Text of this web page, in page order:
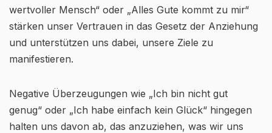
wertvoller Mensch“ oder „Alles Gute kommt zu mir“
stärken unser Vertrauen in das Gesetz der Anziehung
und unterstützen uns dabei, unsere Ziele zu
manifestieren.
Negative Überzeugungen wie „Ich bin nicht gut
genug“ oder „Ich habe einfach kein Glück“ hingegen
halten uns davon ab, das anzuziehen, was wir uns